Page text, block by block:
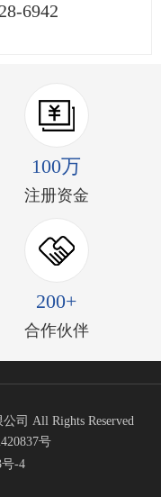
6942
100万
注册资金
200+
合作伙伴
司 All Rights Reserved
号
号-4